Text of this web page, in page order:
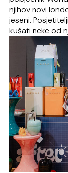
njihov novi
jeseni.
kušati neke od